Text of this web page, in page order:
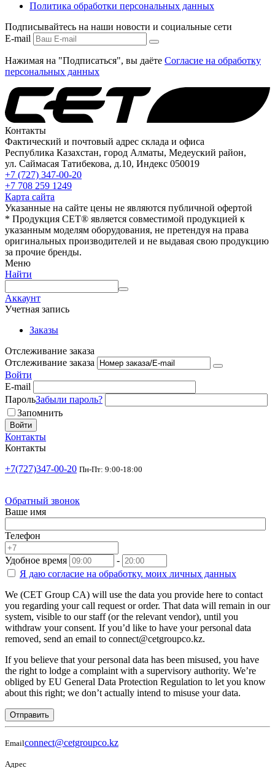
Политика обработки персональных данных
Подписывайтесь на наши новости и социальные сети
E-mail
Нажимая на "Подписаться", вы даёте Согласие на обработку
персональных данных
Контакты
Фактический и почтовый адрес склада и офиса
Республика Казахстан, город Алматы, Медеуский район,
ул. Саймасая Татибекова, д.10, Индекс 050019
+7 (727) 347-00-20
+7 708 259 1249
Карта сайта
Указанные на сайте цены не являются публичной офертой
* Продукция СЕТ® является совместимой продукцией к
указанным моделям оборудования, не претендуя на права
оригинальных производителей и не выдавая свою продукцию
за прочие бренды.
Меню
Найти
Аккаунт
Учетная запись
Заказы
Отслеживание заказа
Отслеживание заказа
Войти
E-mail
ПарольЗабыли пароль?
Запомнить
Войти
Контакты
Контакты
+7(727)347-00-20 Пн-Пт: 9:00-18:00
Обратный звонок
Ваше имя
Телефон
Удобное время
-
Я даю согласие на обработку. моих личных данных
We (CET Group CA) will use the data you provide here to contact
you regarding your call request or order. That data will remain in our
system, visible to our staff (or the relevant vendor), until you
withdraw your consent. If you’d like to have your personal data
removed, send an email to connect@cetgroupco.kz.
If you believe that your personal data has been misused, you have
the right to lodge a complaint with a supervisory authority. We’re
obliged by EU General Data Protection Regulation to let you know
about this right; we don’t actually intend to misuse your data.
Отправить
Emailconnect@cetgroupco.kz
Адрес